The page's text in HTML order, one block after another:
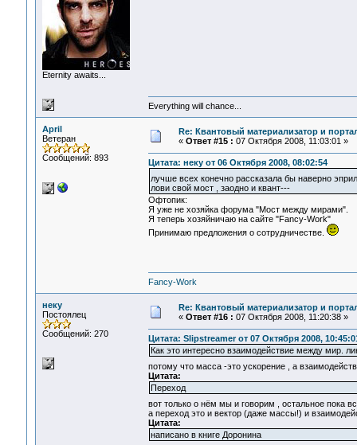
Eternity awaits...
Everything will chance...
April
Ветеран
Сообщений: 893
Re: Квантовый материализатор и
« Ответ #15 : 07 Октября 2008, 11:03:01 »
Цитата: неку от 06 Октября 2008, 08:02:54
лучше всех конечно рассказала бы наверно
лови свой мост , заодно и квант---
Офтопик:
Я уже не хозяйка форума "Мост между мирами".
Я теперь хозяйничаю на сайте "Fancy-Work"
Принимаю предложения о сотрудничестве.
Fancy-Work
неку
Постоялец
Сообщений: 270
Re: Квантовый материализатор и
« Ответ #16 : 07 Октября 2008, 11:20:38 »
Цитата: Slipstreamer от 07 Октября 2008,
Как это интересно взаимодействие между мир.
потому что масса -это ускорение , а
Цитата:
Переход
вот только о нём мы и говорим , остальное пока
а переход это и вектор (даже массы!) и
Цитата:
написано в книге Доронина